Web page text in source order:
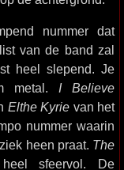
nummer dat
van de band zal
heel slepend. Je
metal. I Believe
Elthe Kyrie van het
nummer waarin
heen praat. The
sfeervol. De